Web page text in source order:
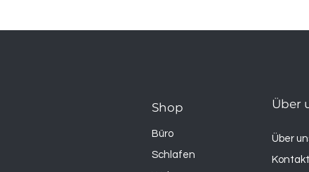
Shop
Büro
Schlafen
Über
Über
Kontakt